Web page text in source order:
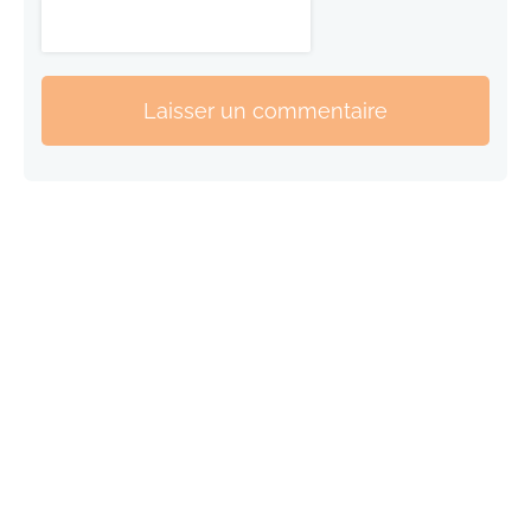
Laisser un commentaire